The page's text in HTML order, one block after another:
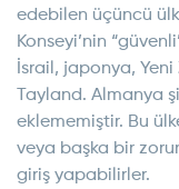
edebilen üçüncü
Konseyi’nin
İsrail, japonya,
Tayland. Almanya
eklememiştir. Bu
veya başka bir
giriş yapabilirler.